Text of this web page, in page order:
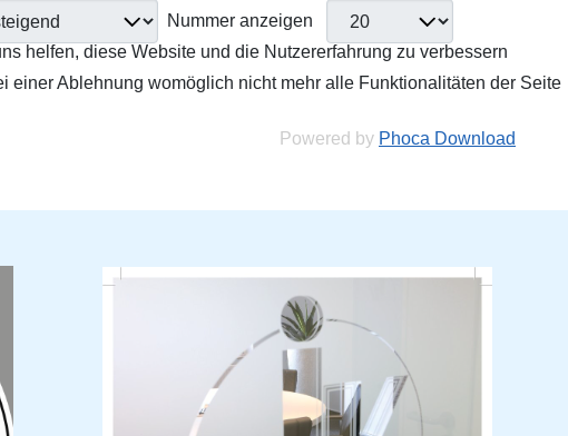
Nummer anzeigen
Powered by Phoca Download
helfen, diese Website und die Nutzererfahrung zu verbessern
Ablehnung womöglich nicht mehr alle Funktionalitäten der Seite